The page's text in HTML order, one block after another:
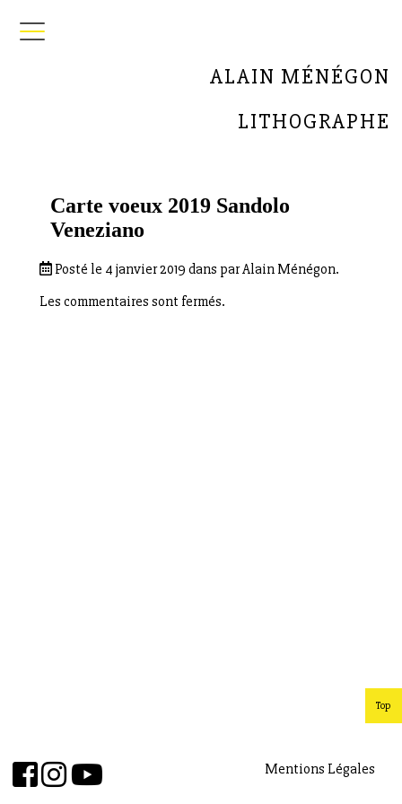
ALAIN MÉNÉGON
LITHOGRAPHE
Carte voeux 2019 Sandolo
Veneziano
Posté le 4 janvier 2019 dans par Alain Ménégon.
Les commentaires sont fermés.
Mentions Légales
Top